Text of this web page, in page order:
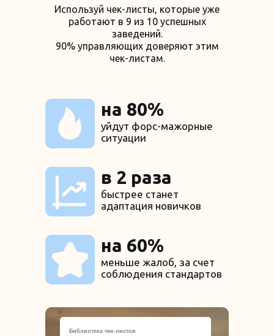
Используй чек-листы, которые уже
работают в 9 из 10 успешных
заведений.
90% управляющих доверяют этим
чек-листам.
на 80%
уйдут форс-мажорные
ситуации
быстрее станет
адаптация новичков
в 2 раза
меньше жалоб, за счет
соблюдения стандартов
на 60%
Библиотека чек-листов